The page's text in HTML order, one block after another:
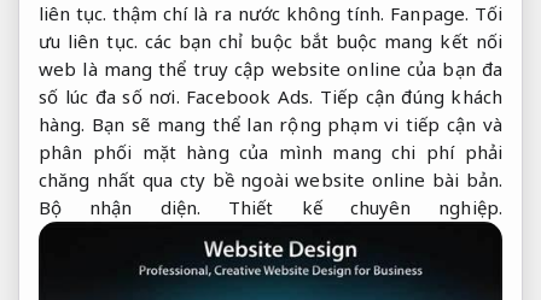
liên tục. thậm chí là ra nước không tính. Fanpage. Tối
ưu liên tục. các bạn chỉ buộc bắt buộc mang kết nối
web là mang thể truy cập website online của bạn đa
số lúc đa số nơi. Facebook Ads. Tiếp cận đúng khách
hàng. Bạn sẽ mang thể lan rộng phạm vi tiếp cận và
phân phối mặt hàng của mình mang chi phí phải
chăng nhất qua cty bề ngoài website online bài bản.
Bộ nhận diện.
Thiết kế chuyên nghiệp.